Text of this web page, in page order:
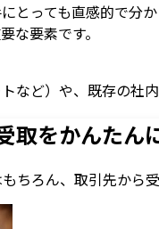
とっても直感的で分
な要素です。
など）や、既存の社
取をかんたん
ちろん、 取引先から